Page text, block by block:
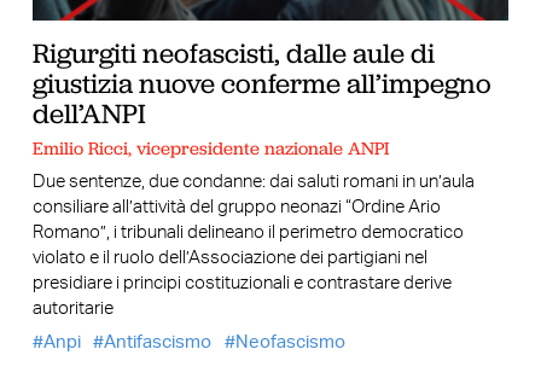
Rigurgiti neofascisti, dalle aule di
giustizia nuove conferme all’impegno
dell’ANPI
Emilio Ricci, vicepresidente nazionale ANPI
Due sentenze, due condanne: dai saluti romani in un’aula
consiliare all’attività del gruppo neonazi “Ordine Ario
Romano”, i tribunali delineano il perimetro democratico
violato e il ruolo dell’Associazione dei partigiani nel
presidiare i principi costituzionali e contrastare derive
autoritarie
Anpi
Antifascismo Neofascismo